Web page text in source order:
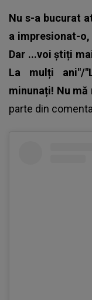
Nu s-a bucurat
a impresionat-
Dar ...voi știți
La mulți ani"/
minunați! Nu
parte din